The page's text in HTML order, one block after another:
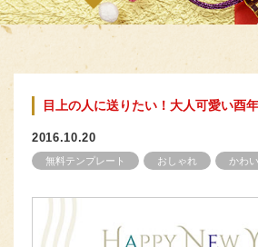
目上の人に送りたい！大人可愛い酉
2016.10.20
無料テンプレート おしゃれ かわ